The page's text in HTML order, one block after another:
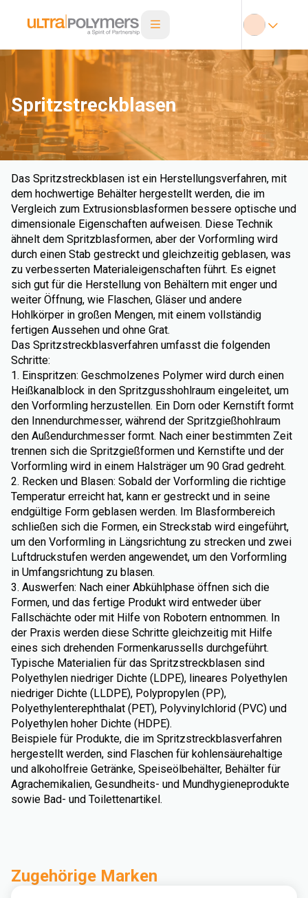
Spritzstreckblasen
Das Spritzstreckblasen ist ein Herstellungsverfahren, mit
dem hochwertige Behälter hergestellt werden, die im
Vergleich zum Extrusionsblasformen bessere optische und
dimensionale Eigenschaften aufweisen. Diese Technik
ähnelt dem Spritzblasformen, aber der Vorformling wird
durch einen Stab gestreckt und gleichzeitig geblasen, was
zu verbesserten Materialeigenschaften führt. Es eignet
sich gut für die Herstellung von Behältern mit enger und
weiter Öffnung, wie Flaschen, Gläser und andere
Hohlkörper in großen Mengen, mit einem vollständig
fertigen Aussehen und ohne Grat.
Das Spritzstreckblasverfahren umfasst die folgenden
Schritte:
1. Einspritzen: Geschmolzenes Polymer wird durch einen
Heißkanalblock in den Spritzgusshohlraum eingeleitet, um
den Vorformling herzustellen. Ein Dorn oder Kernstift formt
den Innendurchmesser, während der Spritzgießhohlraum
den Außendurchmesser formt. Nach einer bestimmten Zeit
trennen sich die Spritzgießformen und Kernstifte und der
Vorformling wird in einem Halsträger um 90 Grad gedreht.
2. Recken und Blasen: Sobald der Vorformling die richtige
Temperatur erreicht hat, kann er gestreckt und in seine
endgültige Form geblasen werden. Im Blasformbereich
schließen sich die Formen, ein Streckstab wird eingeführt,
um den Vorformling in Längsrichtung zu strecken und zwei
Luftdruckstufen werden angewendet, um den Vorformling
in Umfangsrichtung zu blasen.
3. Auswerfen: Nach einer Abkühlphase öffnen sich die
Formen, und das fertige Produkt wird entweder über
Fallschächte oder mit Hilfe von Robotern entnommen. In
der Praxis werden diese Schritte gleichzeitig mit Hilfe
eines sich drehenden Formenkarussells durchgeführt.
Typische Materialien für das Spritzstreckblasen sind
Polyethylen niedriger Dichte (LDPE), lineares Polyethylen
niedriger Dichte (LLDPE), Polypropylen (PP),
Polyethylenterephthalat (PET), Polyvinylchlorid (PVC) und
Polyethylen hoher Dichte (HDPE).
Beispiele für Produkte, die im Spritzstreckblasverfahren
hergestellt werden, sind Flaschen für kohlensäurehaltige
und alkoholfreie Getränke, Speiseölbehälter, Behälter für
Agrachemikalien, Gesundheits- und Mundhygieneprodukte
sowie Bad- und Toilettenartikel.
Zugehörige Marken